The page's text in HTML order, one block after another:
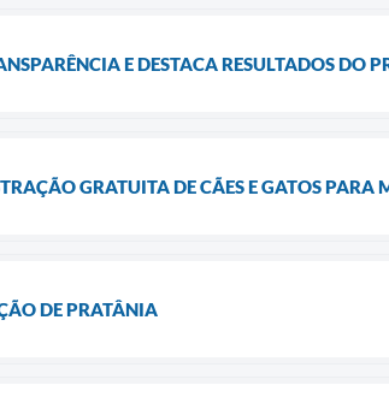
E DESTACA RESULTADOS DO
GRATUITA DE CÃES E GATOS
DE PRATÂNIA